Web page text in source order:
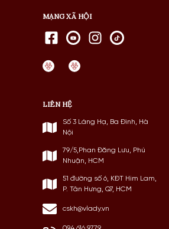
LIÊN HỆ
Số 3 Láng Hạ, Ba Đình, Hà
Nội
79/5,Phan Đăng Lưu, Phú
Nhuận, HCM
51 đường số 6, KĐT Him Lam,
P. Tân Hưng, Q7, HCM
cskh@vlady.vn
MẠNG XÃ HỘI